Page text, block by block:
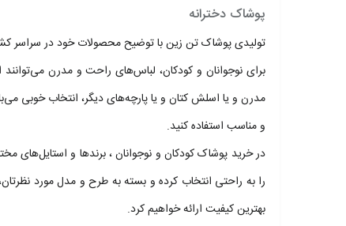
پوشاک دخترانه
تولیدی پوشاک تن زین با توضیح محصولات خود در سراسر
برای نوجوانان و کودکان، لباس‌های راحت و مدرن
مدرن و یا اسلش کتان و یا پارچه‌های دیگر، انتخاب خوبی
و مناسب استفاده کنید.
در خرید پوشاک کودکان و نوجوانان ، برندها و
را به راحتی انتخاب کرده و بسته به طرح و مدل مورد
بهترین کیفیت ارائه خواهیم کرد.